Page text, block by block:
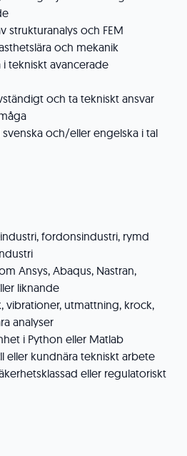
strukturanalys och FEM
och mekanik
tekniskt avancerade
och ta tekniskt ansvar
och/eller engelska i tal
fordonsindustri, rymd
Ansys, Abaqus, Nastran,
liknande
vibrationer, utmattning, krock,
analyser
i Python eller Matlab
eller kundnära tekniskt arbete
eller regulatoriskt